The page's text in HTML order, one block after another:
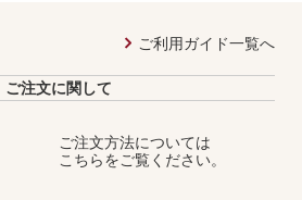
ご利用ガイド一覧へ
ご注文に関して
ご注文方法については
こちらをご覧ください。